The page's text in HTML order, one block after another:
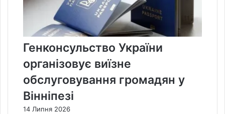
Генконсульство України
організовує виїзне
обслуговування громадян у
Вінніпезі
14 Липня 2026